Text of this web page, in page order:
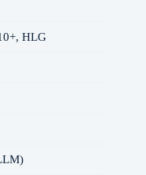
HLG